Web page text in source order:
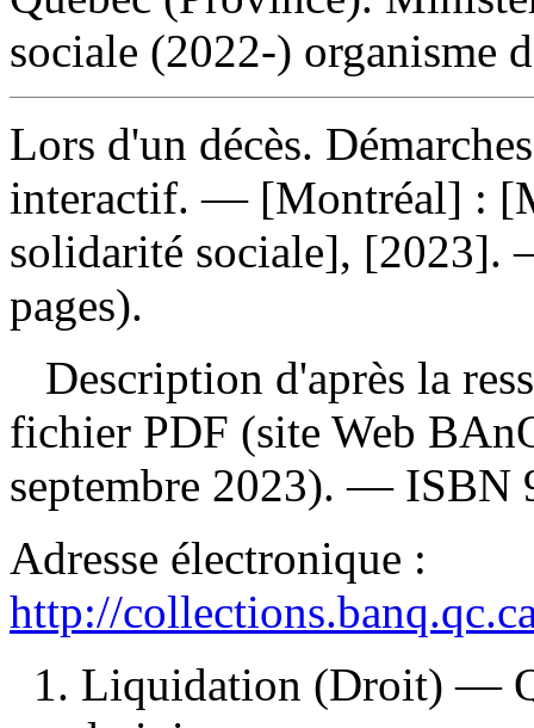
sociale (2022-) organisme
Lors d'un décès.
interactif. — [Montréal] :
solidarité sociale], [2023].
pages).
Description d'après la
fichier PDF (site Web
septembre 2023). — ISBN
Adresse électronique :
http://
1. Liquidation (Droit) —